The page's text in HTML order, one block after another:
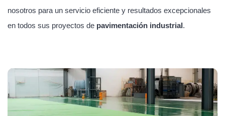
nosotros para un servicio eficiente y resultados excepcionales
en todos sus proyectos de pavimentación industrial.